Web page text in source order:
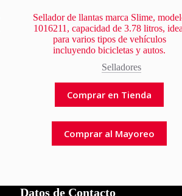
Sellador de llantas marca Slime,
1016211, capacidad de 3.78 litros,
para varios tipos de vehículos
incluyendo bicicletas y autos.
Selladores
Comprar en Tienda
Comprar al Mayoreo
Datos de Contacto